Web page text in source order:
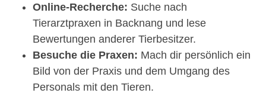
Online-Recherche: Suche nach
Tierarztpraxen in Backnang und lese
Bewertungen anderer Tierbesitzer.
Besuche die Praxen: Mach dir persönlich ein
Bild von der Praxis und dem Umgang des
Personals mit den Tieren.